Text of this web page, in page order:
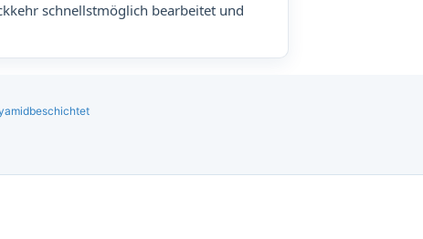
schnellstmöglich bearbeitet und